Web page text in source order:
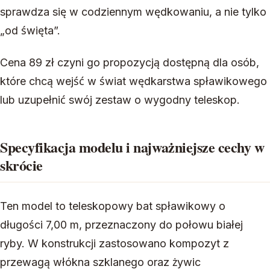
sprawdza się w codziennym wędkowaniu, a nie tylko
„od święta”.
Cena 89 zł czyni go propozycją dostępną dla osób,
które chcą wejść w świat wędkarstwa spławikowego
lub uzupełnić swój zestaw o wygodny teleskop.
Specyfikacja modelu i najważniejsze cechy w
skrócie
Ten model to teleskopowy bat spławikowy o
długości 7,00 m, przeznaczony do połowu białej
ryby. W konstrukcji zastosowano kompozyt z
przewagą włókna szklanego oraz żywic